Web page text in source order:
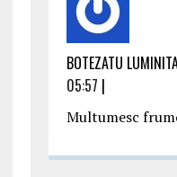
BOTEZATU
05:57 |
Multumesc